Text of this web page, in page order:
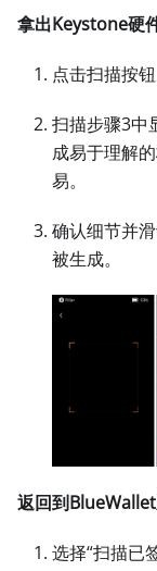
拿出Keystone硬
点击扫描按钮
扫描步骤3中
成易于理解
易。
确认细节并
被生成。
返回到BlueWallet
选择“扫描已